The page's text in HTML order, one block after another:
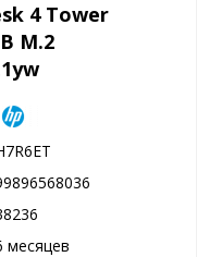
4 Tower
M.2
месяцев